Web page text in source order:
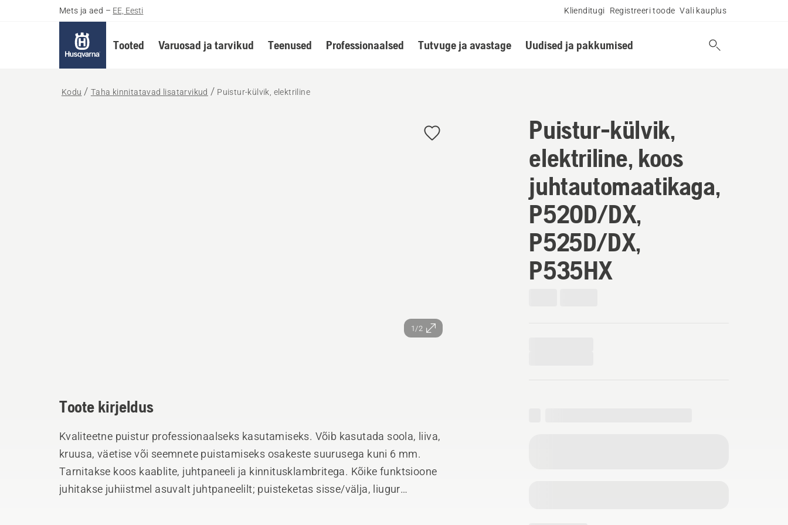
Mets ja aed – EE, Eesti Klienditugi Registreeri toode Vali kauplus
Tooted Varuosad ja tarvikud Teenused Professionaalsed Tutvuge ja avastage Uudised ja pakkumised
Kodu Taha kinnitatavad lisatarvikud Puistur-külvik, elektriline
1/2
Puistur-külvik,
elektriline, koos
juhtautomaatikaga,
P520D/DX,
P525D/DX,
P535HX
Toote kirjeldus
Kvaliteetne puistur professionaalseks kasutamiseks. Võib kasutada soola, liiva,
kruusa, väetise või seemnete puistamiseks osakeste suurusega kuni 6 mm.
Tarnitakse koos kaablite, juhtpaneeli ja kinnitusklambritega. Kõike funktsioone
juhitakse juhiistmel asuvalt juhtpaneelilt; puisteketas sisse/välja, liugur